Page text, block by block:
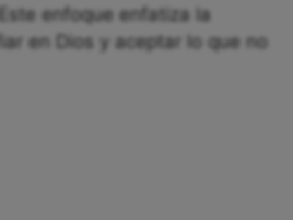
enfoque enfatiza la
en Dios y aceptar lo que no